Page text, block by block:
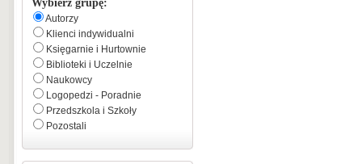
Wybierz grupę:
Autorzy
Klienci indywidualni
Księgarnie i Hurtownie
Biblioteki i Uczelnie
Naukowcy
Logopedzi - Poradnie
Przedszkola i Szkoły
Pozostali